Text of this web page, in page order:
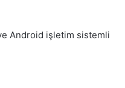
Android işletim sistemli